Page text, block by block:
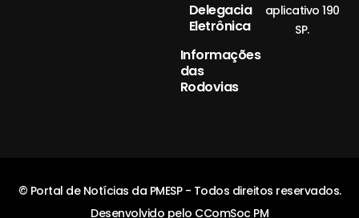
Delegacia
Eletrônica
Informações
das
Rodovias
aplicativo 190
SP.
© Portal de Notícias da PMESP - Todos direitos reservados.
Desenvolvido pelo CComSoc PM